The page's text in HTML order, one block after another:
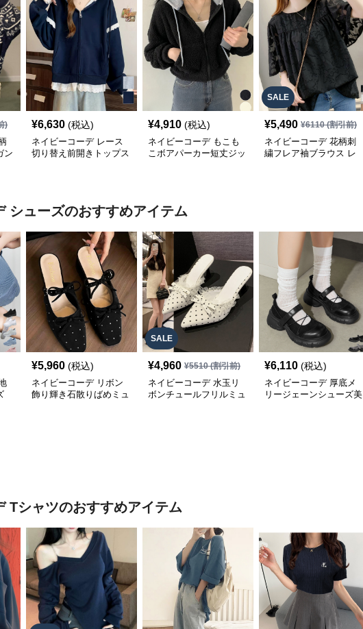
)
ン
¥6,630 (税込)
ネイビーコーデ レース
切り替え前開きトップス
¥4,910 (税込)
ネイビーコーデ もこも
こボアパーカー短丈ジッ
SALE
¥5,490 ¥6110(割引前)
ネイビーコーデ 花柄刺
繍フレア袖ブラウス レ
シューズのおすすめアイテム
¥5,960 (税込)
ネイビーコーデ リボン
飾り輝き石散りばめミュ
SALE
¥4,960 ¥5510(割引前)
ネイビーコーデ 水玉リ
ボンチュールフリルミュ
¥6,110 (税込)
ネイビーコーデ 厚底メ
リージェーンシューズ美
Tシャツのおすすめアイテム